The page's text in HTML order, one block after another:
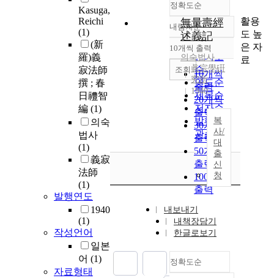
Kasuga,
Reichi
(1)
(新
羅)義
寂法師
撰 ; 春
日禮智
編 (1)
의숙
법사
(1)
義寂
法師
(1)
발행연도
1940
(1)
작성언어
일본
어 (1)
자료형태
정확도순
정확도
순
인기도
순
연도순
제목순
저자순
발행기
관순
내림차순
내림차순
10개씩 출력
10개씩
출력
20개씩
출력
30개씩
출력
50개씩
출력
100개씩
출력
조회
無量壽經
述義記
의숙법사
眞宗學硏
究所
1940
복
사/
대
출
신
청
내보내기
내책장담기
한글로보기
정확도순
활용
도 높
은 자
료